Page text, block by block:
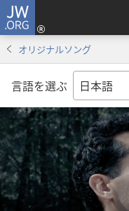
JW.ORG
オリジナルソング
言語を選ぶ